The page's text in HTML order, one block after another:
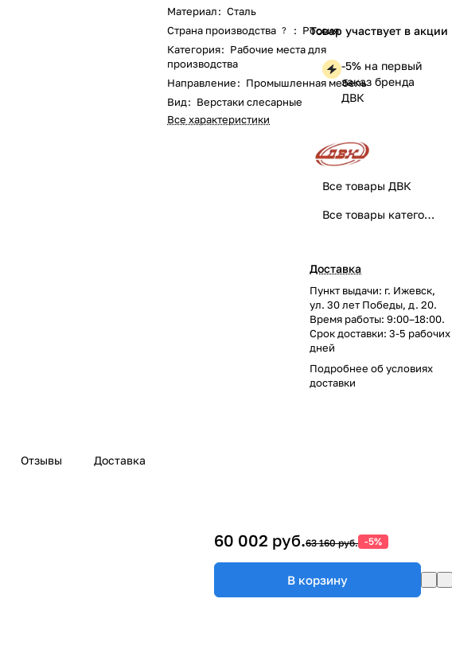
Материал: Сталь
Страна производства ? : Россия
Категория: Рабочие места для
производства
Направление: Промышленная мебель
Вид: Верстаки слесарные
Все характеристики
Товар участвует в акции
-5% на первый
заказ бренда
ДВК
Все товары ДВК
Все товары категории
Доставка
Пункт выдачи: г. Ижевск,
ул. 30 лет Победы, д. 20.
Время работы: 9:00–18:00.
Срок доставки: 3-5 рабочих
дней
Подробнее обусловиях
доставки
Отзывы Доставка
60 002 руб.63 160 руб. -5%
В корзину